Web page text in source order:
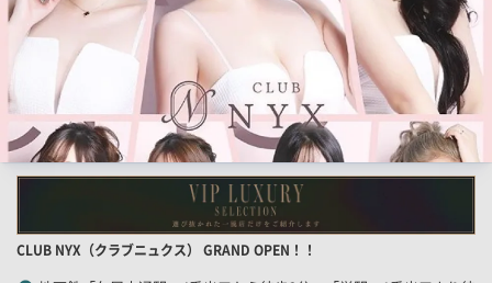
店
舗
CLUB NYX（クラブニュクス） GRAND OPEN！！